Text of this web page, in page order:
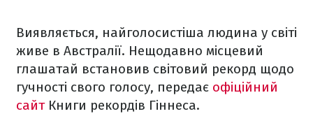
Виявляється, найголосистіша людина у світі
живе в Австралії. Нещодавно місцевий
глашатай встановив світовий рекорд щодо
гучності свого голосу, передає офіційний
сайтКниги рекордів Гіннеса.